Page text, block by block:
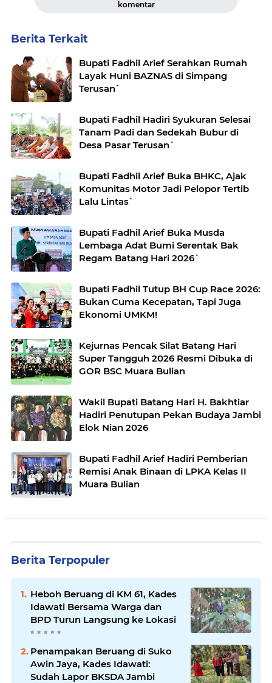
komentar
Berita Terkait
Bupati Fadhil Arief Serahkan Rumah
Layak Huni BAZNAS di Simpang
Terusan`
Bupati Fadhil Hadiri Syukuran Selesai
Tanam Padi dan Sedekah Bubur di
Desa Pasar Terusan`
Bupati Fadhil Arief Buka BHKC, Ajak
Komunitas Motor Jadi Pelopor Tertib
Lalu Lintas`
Bupati Fadhil Arief Buka Musda
Lembaga Adat Bumi Serentak Bak
Regam Batang Hari 2026`
Bupati Fadhil Tutup BH Cup Race 2026:
Bukan Cuma Kecepatan, Tapi Juga
Ekonomi UMKM!
Kejurnas Pencak Silat Batang Hari
Super Tangguh 2026 Resmi Dibuka di
GOR BSC Muara Bulian
Wakil Bupati Batang Hari H. Bakhtiar
Hadiri Penutupan Pekan Budaya Jambi
Elok Nian 2026
Bupati Fadhil Arief Hadiri Pemberian
Remisi Anak Binaan di LPKA Kelas II
Muara Bulian
Berita Terpopuler
Heboh Beruang di KM 61, Kades
Idawati Bersama Warga dan
BPD Turun Langsung ke Lokasi
Penampakan Beruang di Suko
Awin Jaya, Kades Idawati:
Sudah Lapor BKSDA Jambi